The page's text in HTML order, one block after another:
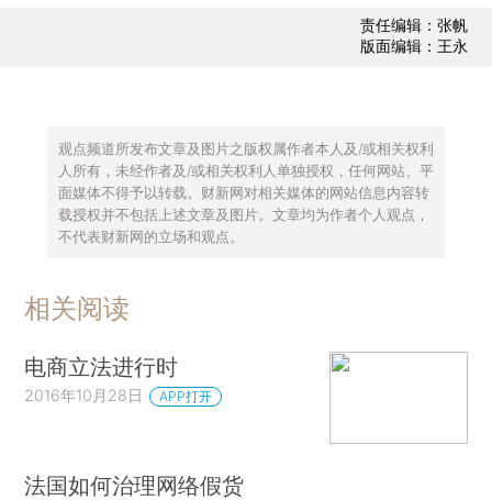
责任编辑：张帆
版面编辑：王永
观点频道所发布文章及图片之版权属作者本人及/或相关权利
人所有，未经作者及/或相关权利人单独授权，任何网站、平
面媒体不得予以转载。财新网对相关媒体的网站信息内容转
载授权并不包括上述文章及图片。文章均为作者个人观点，
不代表财新网的立场和观点。
相关阅读
电商立法进行时
2016年10月28日 APP打开
法国如何治理网络假货